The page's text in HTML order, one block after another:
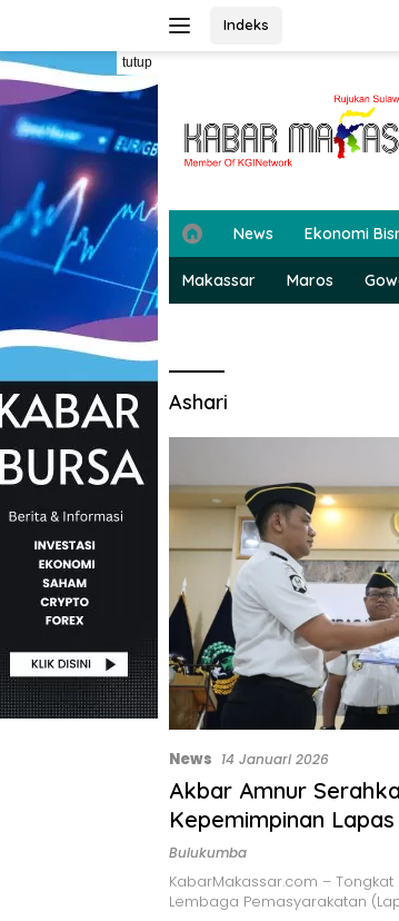
konten
Indeks
tutup
H
o
m
e
News Ekonomi
Makassar Maros
Ashari
News 14 Januari 2026
Akbar Amnur
Kepemimpinan
Ashari
Bulukumba
KabarMakassar.com –
Lembaga Pemasyarakatan